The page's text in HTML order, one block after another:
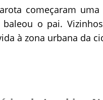
começaram
baleou o pai.
à zona urbana da